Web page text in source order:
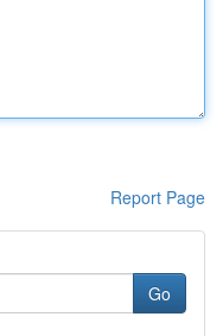
Report Page
Go